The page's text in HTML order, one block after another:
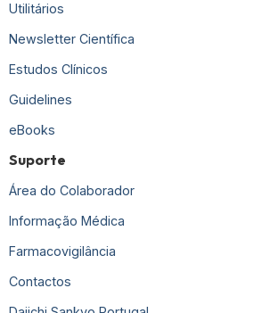
Utilitários
Newsletter Científica
Estudos Clínicos
Guidelines
eBooks
Suporte
Área do Colaborador
Informação Médica
Farmacovigilância
Contactos